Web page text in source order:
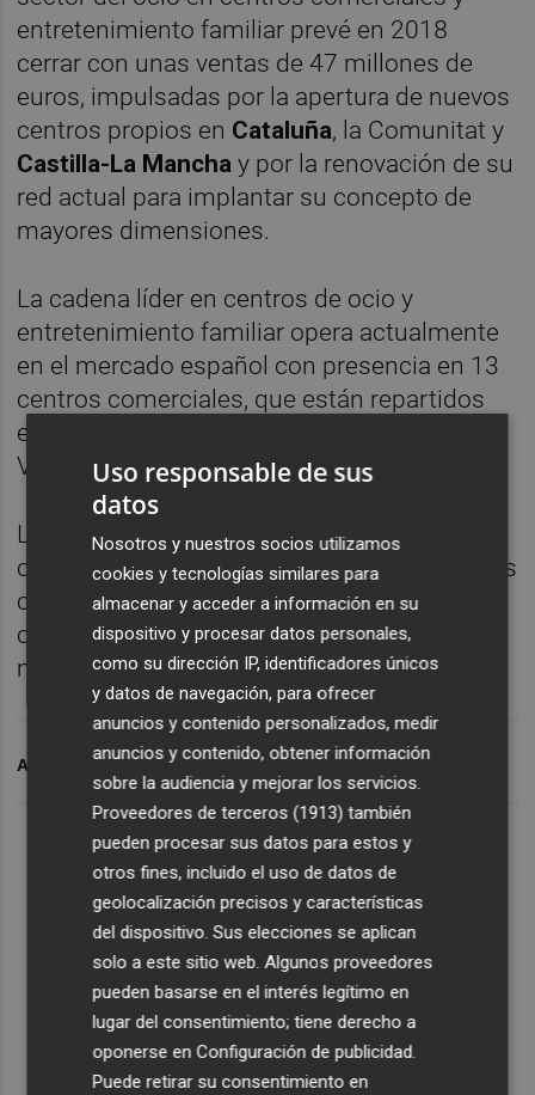
entretenimiento familiar prevé en 2018
cerrar con unas ventas de 47 millones de
euros, impulsadas por la apertura de nuevos
centros propios en Cataluña, la Comunitat y
Castilla-La Mancha y por la renovación de su
red actual para implantar su concepto de
mayores dimensiones.
La cadena líder en centros de ocio y
entretenimiento familiar opera actualmente
en el mercado español con presencia en 13
centros comerciales, que están repartidos
en Cataluña (4),
Valencia (1),Bilbao(1) yAsturias
La firma, de capital 100% nacional, cuenta
con una plantilla de unas 250 personas y sus
centros suman casi 33.000 metros
cuadrados de entretenimiento y 7.000
metros cuadrados de parque infantil.
ARCHIVADO EN ILUSIONA CENTROS COMERCIALES
Uso responsable de sus
datos
Nosotros y nuestros socios utilizamos
cookies y tecnologías similares para
almacenar y acceder a información en su
dispositivo y procesar datos personales,
como su dirección IP, identificadores únicos
y datos de navegación, para ofrecer
anuncios y contenido personalizados, medir
anuncios y contenido, obtener información
sobre la audiencia y mejorar los servicios.
Proveedores de terceros (1913) también
pueden procesar sus datos para estos y
otros fines, incluido el uso de datos de
geolocalización precisos y características
del dispositivo. Sus elecciones se aplican
solo a este sitio web. Algunos proveedores
pueden basarse en el interés legítimo en
lugar del consentimiento; tiene derecho a
oponerse enConfiguración de publicidad
Puede retirar su consentimiento en